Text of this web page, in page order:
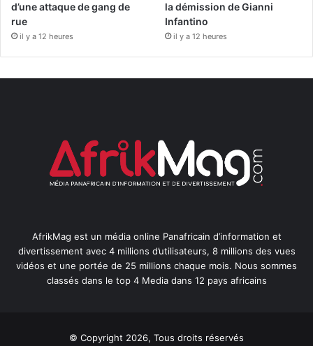
d’une attaque de gang de
rue
il y a 12 heures
la démission de Gianni
Infantino
il y a 12 heures
AfrikMag est un média online Panafricain d’information et
divertissement avec 4 millions d’utilisateurs, 8 millions des vues
vidéos et une portée de 25 millions chaque mois. Nous sommes
classés dans le top 4 Media dans 12 pays africains
© Copyright 2026, Tous droits réservés